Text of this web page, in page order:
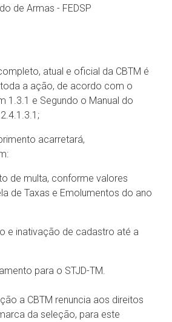
de Armas - FEDSP
atual e oficial da CBTM é
a ação, de acordo com o
1.3.1 e Segundo o Manual do
acarretará,
de multa, conforme valores
de Taxas e Emolumentos do ano
e inativação de cadastro até a
para o STJD-TM.
a CBTM renuncia aos direitos
da seleção, para este